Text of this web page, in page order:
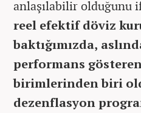
anlaşılabilir olduğunu
reel efektif döviz
baktığımızda,
performans
birimlerinden biri
dezenflasyon